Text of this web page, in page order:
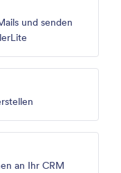
und senden
an Ihr CRM